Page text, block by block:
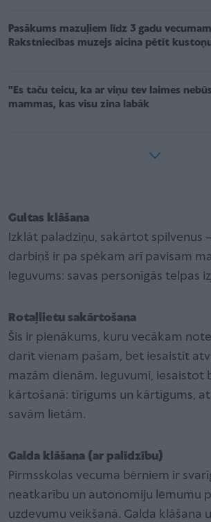
Pasākums mazuļiem līdz 3 gadu
Rakstniecības muzejs aicina pētīt
"Es taču teicu, ka ar viņu tev laimes
mammas, kas visu zina labāk
Gultas klāšana
Izklāt paladziņu, sakārtot spilvenus
darbiņš ir pa spēkam arī pavisam
Ieguvums: savas personīgās telpas
Rotaļlietu sakārtošana
Šis ir pienākums, kuru vecākam
darīt vienam pašam, bet iesaistīt
mazām dienām. Ieguvumi, iesaistot
kārtošanā: tīrīgums un kārtīgums,
savām lietām.
Galda klāšana (ar palīdzību)
Pirmsskolas vecuma bērniem ir
neatkarību un autonomiju lēmumu
uzdevumu veikšanā. Galda klāšana